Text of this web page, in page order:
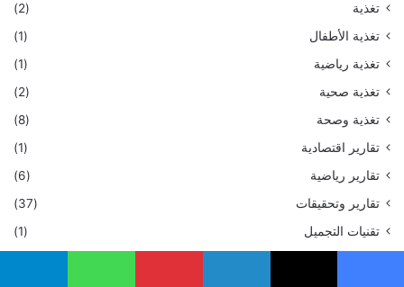
تغذية
(2)
تغذية الأطفال
(1)
تغذية رياضية
(1)
تغذية صحية
(2)
تغذية وصحة
(8)
تقارير اقتصادية
(1)
تقارير رياضية
(6)
تقارير وتحقيقات
(37)
تقنيات التجميل
(1)